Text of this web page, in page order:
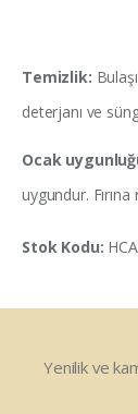
Temizlik:
deterjanı ve
Ocak
uygundur.
Stok Kodu:
Yenilik ve